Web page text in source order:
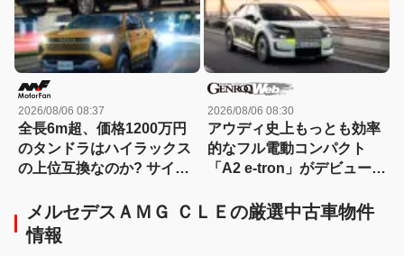
2026/08/06 08:37
全長6m超、価格1200万円
のタンドラはハイラックス
の上位互換なのか? サイ
底比較して分かった決定的
な違い 【新型ハイラックス
徹底比較】
2026/08/06 08:30
アウディ史上もっとも効率
的なフル電動コンパクト
「A2 e-tron」がデビュー前
メルセデスＡＭＧ ＣＬＥの厳選中古車物件
情報